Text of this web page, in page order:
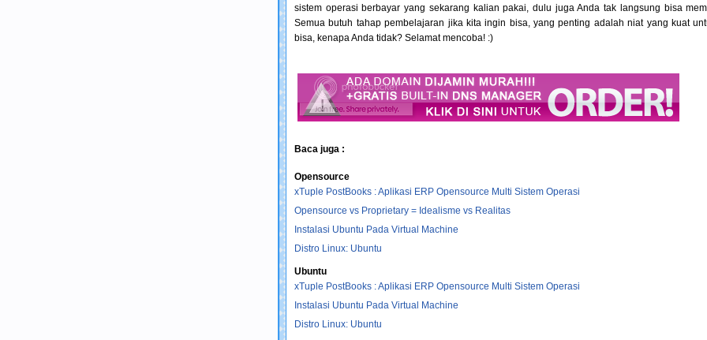
sistem operasi berbayar yang sekarang kalian pakai, dulu juga Anda tak langsung bisa
Semua butuh tahap pembelajaran jika kita ingin bisa, yang penting adalah niat yang kuat
bisa, kenapa Anda tidak? Selamat mencoba! :)
Baca juga :
Opensource
xTuple PostBooks : Aplikasi ERP Opensource Multi Sistem Operasi
Opensource vs Proprietary = Idealisme vs Realitas
Instalasi Ubuntu Pada Virtual Machine
Distro Linux: Ubuntu
Ubuntu
xTuple PostBooks : Aplikasi ERP Opensource Multi Sistem Operasi
Instalasi Ubuntu Pada Virtual Machine
Distro Linux: Ubuntu